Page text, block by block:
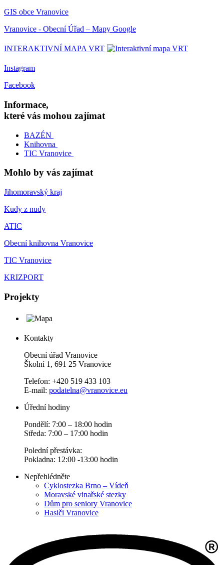
GIS obce Vranovice
Vranovice - Obecní Úřad – Mapy Google
INTERAKTIVNÍ MAPA VRT
Instagram
Facebook
Informace,
které vás mohou zajímat
BAZÉN
Knihovna
TIC Vranovice
Mohlo by vás zajímat
Jihomoravský kraj
Kudy z nudy
ATIC
Obecní knihovna Vranovice
TIC Vranovice
KRIZPORT
Projekty
Kontakty
Obecní úřad Vranovice
Školní 1, 691 25 Vranovice
Telefon: +420 519 433 103
E-mail: podatelna@vranovice.eu
Úřední hodiny
Pondělí: 7:00 – 18:00 hodin
Středa: 7:00 – 17:00 hodin
Polední přestávka:
Pokladna: 12:00 -13:00 hodin
Nepřehlédněte
Cyklostezka Brno – Vídeň
Moravské vinařské stezky
Dům pro seniory Vranovice
Hasiči Vranovice